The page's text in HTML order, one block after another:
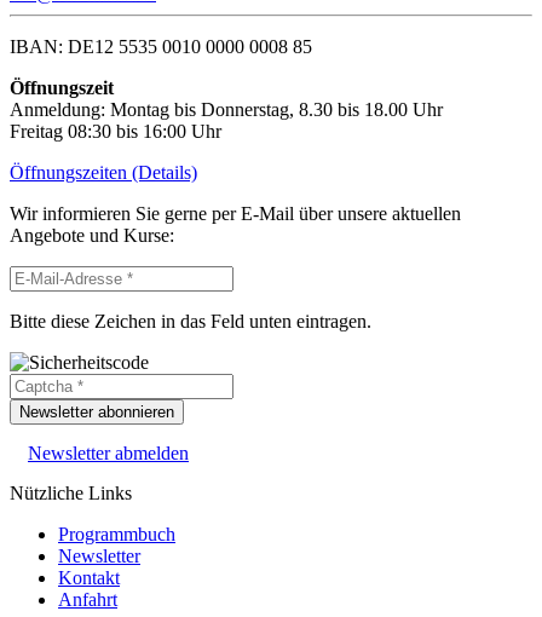
IBAN: DE12 5535 0010 0000 0008 85
Öffnungszeit
Anmeldung: Montag bis Donnerstag, 8.30 bis 18.00 Uhr
Freitag 08:30 bis 16:00 Uhr
Öffnungszeiten (Details)
Wir informieren Sie gerne per E-Mail über unsere aktuellen
Angebote und Kurse:
Bitte diese Zeichen in das Feld unten eintragen.
Newsletter abonnieren
Newsletter abmelden
Nützliche Links
Programmbuch
Newsletter
Kontakt
Anfahrt